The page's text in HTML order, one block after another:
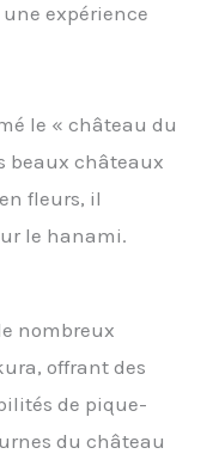
expérience
le « château du
beaux châteaux
fleurs, il
le hanami.
nombreux
offrant des
de pique-
du château